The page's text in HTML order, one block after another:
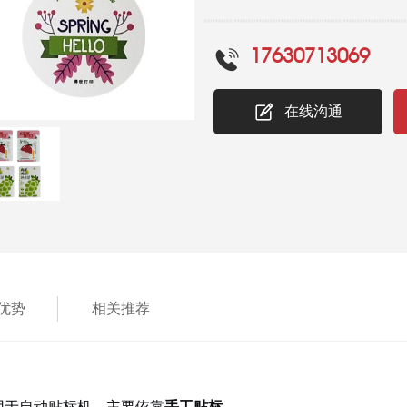
装与高端品牌：对于化妆品、精
品，单张不干胶标签的顶级印刷
17630713069
在线沟通
势 相关推荐